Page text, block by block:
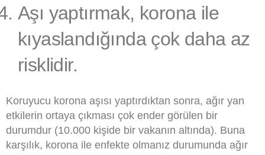
Aşı yaptırmak, korona ile
kıyaslandığında çok daha az
risklidir.
Koruyucu korona aşısı yaptırdıktan sonra, ağır yan
etkilerin ortaya çıkması çok ender görülen bir
durumdur (10.000 kişide bir vakanın altında). Buna
karşılık, korona ile enfekte olmanız durumunda ağır